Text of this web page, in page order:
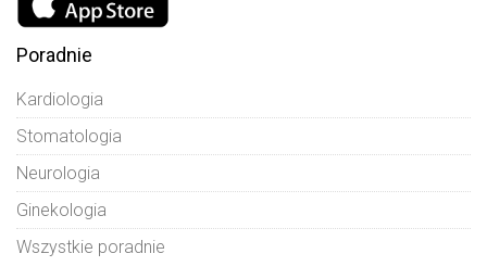
Poradnie
Kardiologia
Stomatologia
Neurologia
Ginekologia
Wszystkie poradnie